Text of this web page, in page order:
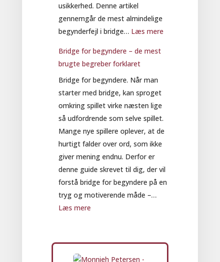
usikkerhed. Denne artikel
gennemgår de mest almindelige
begynderfejl i bridge… Læs mere:
hvordan
du
Bridge for begyndere – de mest
brugte begreber forklaret
Bridge for begyndere. Når man
starter med bridge, kan sproget
omkring spillet virke næsten lige
så udfordrende som selve spillet.
Mange nye spillere oplever, at de
hurtigt falder over ord, som ikke
giver mening endnu. Derfor er
denne guide skrevet til dig, der vil
forstå bridge for begyndere på en
tryg og motiverende måde –…
Læs mere:
begyndere
–